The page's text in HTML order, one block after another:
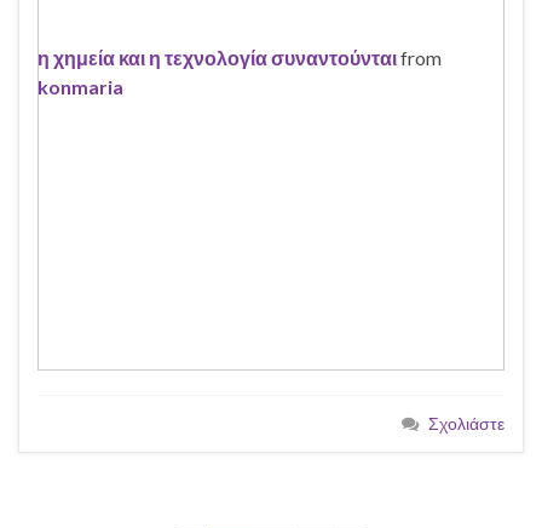
η χημεία και η τεχνολογία συναντούνταιfrom
konmaria
Σχολιάστε